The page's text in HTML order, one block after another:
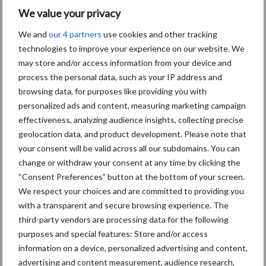
We value your privacy
We and our 4 partners use cookies and other tracking
technologies to improve your experience on our website. We
may store and/or access information from your device and
process the personal data, such as your IP address and
browsing data, for purposes like providing you with
personalized ads and content, measuring marketing campaign
effectiveness, analyzing audience insights, collecting precise
geolocation data, and product development. Please note that
your consent will be valid across all our subdomains. You can
change or withdraw your consent at any time by clicking the
“Consent Preferences” button at the bottom of your screen.
We respect your choices and are committed to providing you
with a transparent and secure browsing experience. The
third-party vendors are processing data for the following
purposes and special features: Store and/or access
information on a device, personalized advertising and content,
advertising and content measurement, audience research,
Themapagina's
Diergezondheid Bemesting Fokkerij
Bedrijfsnieuws
Ligbox &
Voerhekken
Toon meer